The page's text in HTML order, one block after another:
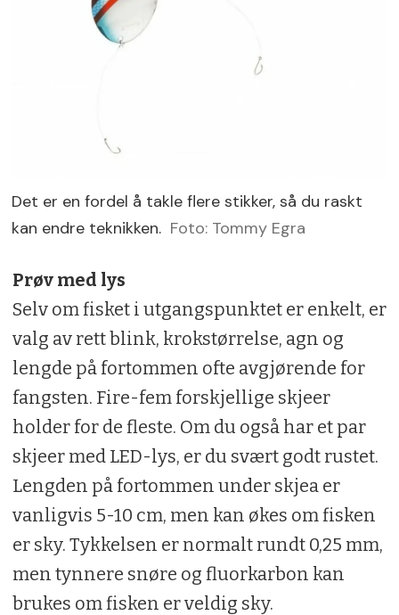
Det er en fordel å takle flere stikker, så du raskt
kan endre teknikken. Foto: Tommy Egra
Prøv med lys
Selv om fisket i utgangspunktet er enkelt, er
valg av rett blink, krokstørrelse, agn og
lengde på fortommen ofte avgjørende for
fangsten. Fire-fem forskjellige skjeer
holder for de fleste. Om du også har et par
skjeer med LED-lys, er du svært godt rustet.
Lengden på fortommen under skjea er
vanligvis 5-10 cm, men kan økes om fisken
er sky. Tykkelsen er normalt rundt 0,25 mm,
men tynnere snøre og fluorkarbon kan
brukes om fisken er veldig sky.